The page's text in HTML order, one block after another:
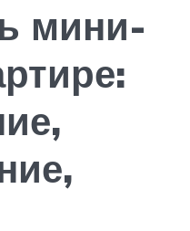
мини-